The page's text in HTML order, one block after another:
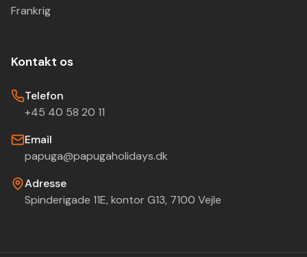
Frankrig
Kontakt os
Telefon
+45 40 58 20 11
Email
papuga@papugaholidays.dk
Adresse
Spinderigade 11E, kontor G13, 7100 Vejle